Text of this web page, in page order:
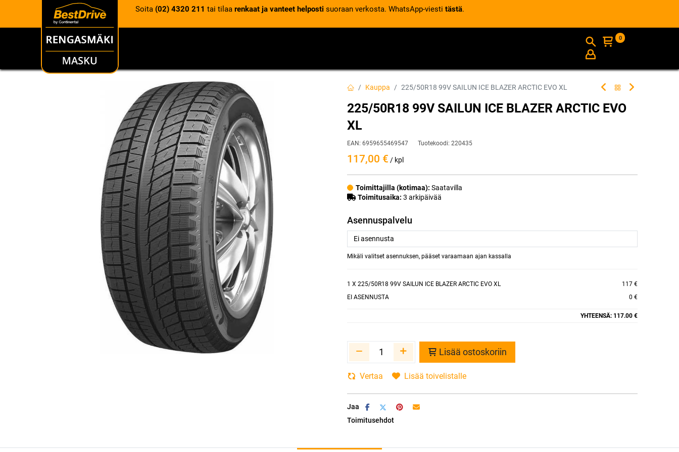
Soita (02) 4320 211 tai tilaa renkaat ja vanteet helposti suoraan verkosta. WhatsApp-viesti tästä.
RENKAAT INFO
0
Kauppa 225/50R18 99V SAILUN ICE BLAZER ARCTIC EVO XL
225/50R18 99V SAILUN ICE BLAZER ARCTIC EVO
XL
EAN: 6959655469547 Tuotekoodi: 220435
117,00 € / kpl
Toimittajilla (kotimaa): Saatavilla
Toimitusaika: 3 arkipäivää
Asennuspalvelu
Mikäli valitset asennuksen, pääset varaamaan ajan kassalla
1 X 225/50R18 99V SAILUN ICE BLAZER ARCTIC EVO XL
117 €
EI ASENNUSTA
0 €
YHTEENSÄ: 117.00 €
Lisää ostoskoriin
Vertaa Lisää toivelistalle
Jaa
Toimitusehdot